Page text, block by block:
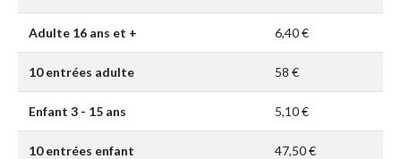
Adulte 16 ans et + 6,40 €
10 entrées adulte 58 €
Enfant 3 - 15 ans 5,10 €
10 entrées enfant 47,50 €